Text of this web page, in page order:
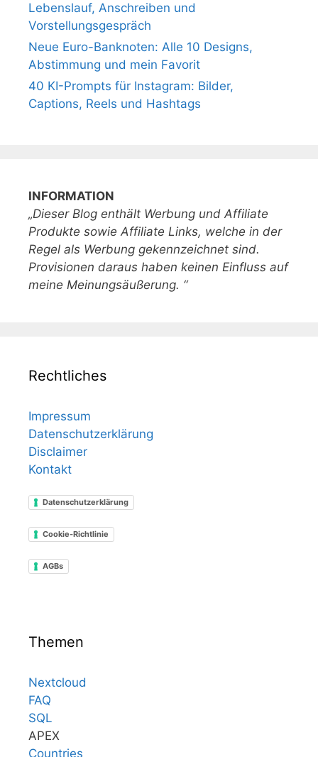
Lebenslauf, Anschreiben und
Vorstellungsgespräch
Neue Euro-Banknoten: Alle 10 Designs,
Abstimmung und mein Favorit
40 KI-Prompts für Instagram: Bilder,
Captions, Reels und Hashtags
INFORMATION
„Dieser Blog enthält Werbung und Affiliate
Produkte sowie Affiliate Links, welche in der
Regel als Werbung gekennzeichnet sind.
Provisionen daraus haben keinen Einfluss auf
meine Meinungsäußerung. “
Rechtliches
Impressum
Datenschutzerklärung
Disclaimer
Kontakt
Datenschutzerklärung
Cookie-Richtlinie
AGBs
Themen
Nextcloud
FAQ
SQL
APEX
Countries